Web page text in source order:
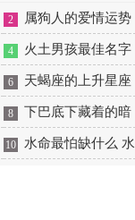
2 属狗人的爱情运势
是什么意思 属狗的人爱
情观
4 火土男孩最佳名字
火土属性的字男孩名字
有哪些
6 天蝎座的上升星座
一览表 天蝎座的上升星
座查询
8 下巴底下藏着的暗
痣图解 下巴尖底下有痣
10 水命最怕缺什么 水